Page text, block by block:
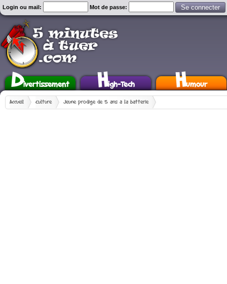
Login ou mail: Mot de passe:
Divertissement High-Tech Humour
Accueil Culture Jeune prodige de 5 ans à la batterie